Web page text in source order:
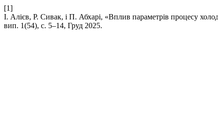
[1]
І. Алієв, Р. Сивак, і П. Абхарі, «Вплив параметрів процесу
вип. 1(54), с. 5–14, Груд 2025.